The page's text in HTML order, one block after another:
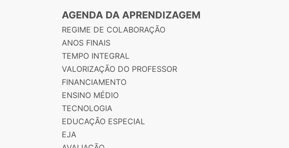
AGENDA DA APRENDIZAGEM
REGIME DE COLABORAÇÃO
ANOS FINAIS
TEMPO INTEGRAL
VALORIZAÇÃO DO PROFESSOR
FINANCIAMENTO
ENSINO MÉDIO
TECNOLOGIA
EDUCAÇÃO ESPECIAL
EJA